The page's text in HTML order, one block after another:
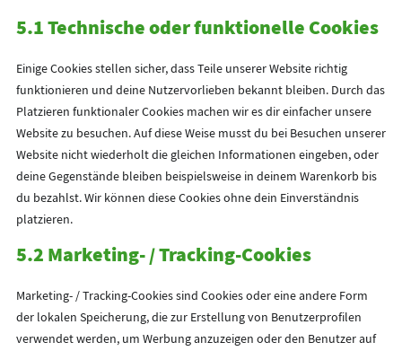
5.1 Technische oder funktionelle Cookies
Einige Cookies stellen sicher, dass Teile unserer Website richtig
funktionieren und deine Nutzervorlieben bekannt bleiben. Durch das
Platzieren funktionaler Cookies machen wir es dir einfacher unsere
Website zu besuchen. Auf diese Weise musst du bei Besuchen unserer
Website nicht wiederholt die gleichen Informationen eingeben, oder
deine Gegenstände bleiben beispielsweise in deinem Warenkorb bis
du bezahlst. Wir können diese Cookies ohne dein Einverständnis
platzieren.
5.2 Marketing- / Tracking-Cookies
Marketing- / Tracking-Cookies sind Cookies oder eine andere Form
der lokalen Speicherung, die zur Erstellung von Benutzerprofilen
verwendet werden, um Werbung anzuzeigen oder den Benutzer auf